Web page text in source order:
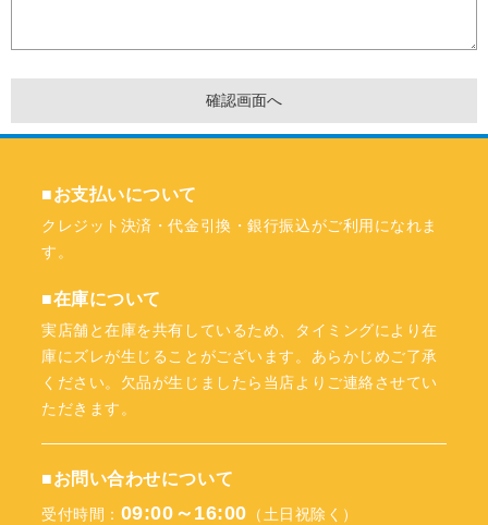
■お支払いについて
クレジット決済・代金引換・銀行振込がご利用になれま
す。
■在庫について
実店舗と在庫を共有しているため、タイミングにより在
庫にズレが生じることがございます。あらかじめご了承
ください。欠品が生じましたら当店よりご連絡させてい
ただきます。
■お問い合わせについて
受付時間： 09:00～16:00 （土日祝除く）